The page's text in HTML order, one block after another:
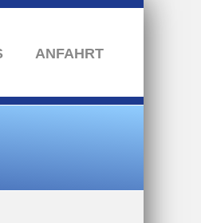
ANFAHRT